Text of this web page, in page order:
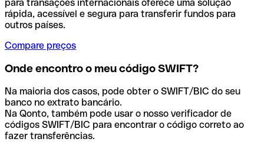
para transações internacionais oferece uma solução
rápida, acessível e segura para transferir fundos para
outros países.
Compare preços
Onde encontro o meu código SWIFT?
Na maioria dos casos, pode obter o SWIFT/BIC do seu
banco no extrato bancário.
Na Qonto, também pode usar o nosso verificador de
códigos SWIFT/BIC para encontrar o código correto ao
fazer transferências.